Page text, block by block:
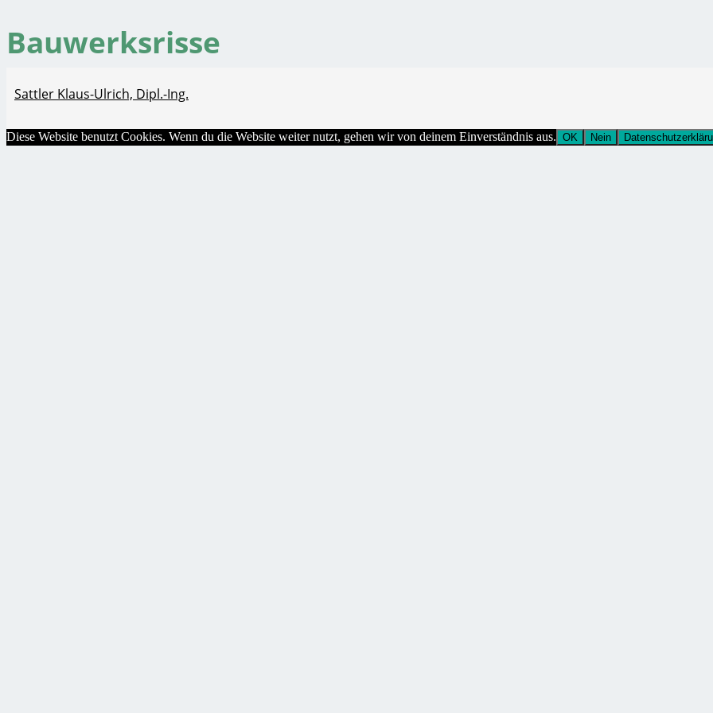
Bauwerksrisse
Sattler Klaus-Ulrich, Dipl.-Ing.
Diese Website benutzt Cookies. Wenn du die Website weiter nutzt, gehen wir von deinem Einverständnis aus. OK Nein